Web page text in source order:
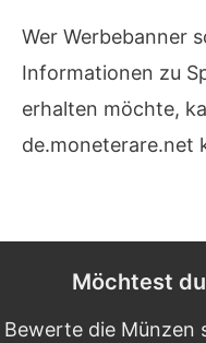
Wer Werbebanner
Informationen zu
erhalten möchte,
de.moneterare.net
Möchtest
Bewerte die Münzen